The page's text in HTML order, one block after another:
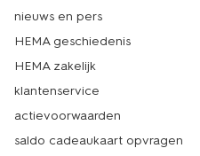
nieuws en pers
HEMA geschiedenis
HEMA zakelijk
klantenservice
actievoorwaarden
saldo cadeaukaart opvragen